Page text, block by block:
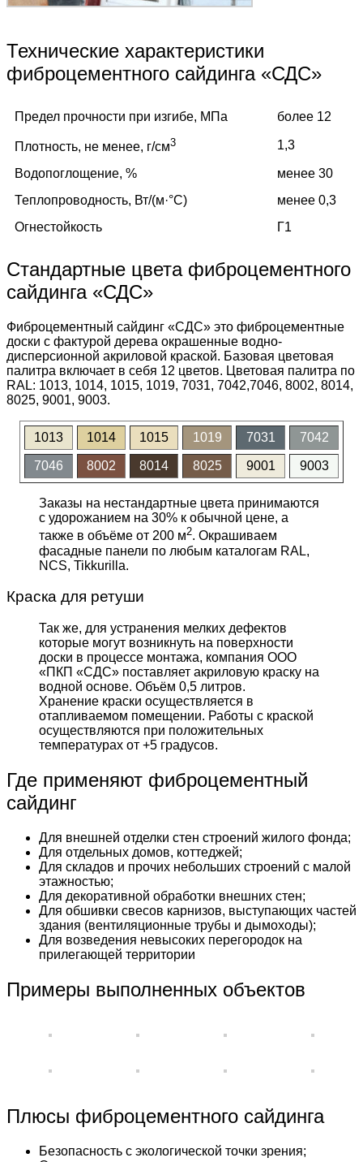
Технические характеристики
фиброцементного сайдинга «СДС»
Предел прочности при изгибе, МПа более 12
Плотность, не менее, г/см3 1,3
Водопоглощение, %
менее 30
Теплопроводность, Вт/(м·°C)
менее 0,3
Огнестойкость
Г1
Стандартные цвета фиброцементного
сайдинга «СДС»
Фиброцементный сайдинг «СДС» это фиброцементные
доски с фактурой дерева окрашенные водно-
дисперсионной акриловой краской. Базовая цветовая
палитра включает в себя 12 цветов. Цветовая палитра по
RAL: 1013, 1014, 1015, 1019, 7031, 7042,7046, 8002, 8014,
8025, 9001, 9003.
1013 1014 1015 1019 7031 7042
7046 8002 8014 8025 9001 9003
Заказы на нестандартные цвета принимаются
с удорожанием на 30% к обычной цене, а
также в объёме от 200 м2. Окрашиваем
фасадные панели по любым каталогам RAL,
NCS, Tikkurilla.
Краска для ретуши
Так же, для устранения мелких дефектов
которые могут возникнуть на поверхности
доски в процессе монтажа, компания ООО
«ПКП «СДС» поставляет акриловую краску на
водной основе. Объём 0,5 литров.
Хранение краски осуществляется в
отапливаемом помещении. Работы с краской
осуществляются при положительных
температурах от +5 градусов.
Где применяют фиброцементный
сайдинг
Для внешней отделки стен строений жилого фонда;
Для отдельных домов, коттеджей;
Для складов и прочих небольших строений с малой
этажностью;
Для декоративной обработки внешних стен;
Для обшивки свесов карнизов, выступающих частей
здания (вентиляционные трубы и дымоходы);
Для возведения невысоких перегородок на
прилегающей территории
Примеры выполненных объектов
Плюсы фиброцементного сайдинга
Безопасность с экологической точки зрения;